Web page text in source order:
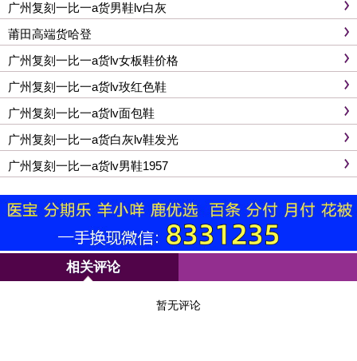
广州复刻一比一a货男鞋lv白灰
莆田高端货哈登
广州复刻一比一a货lv女板鞋价格
广州复刻一比一a货lv玫红色鞋
广州复刻一比一a货lv面包鞋
广州复刻一比一a货白灰lv鞋发光
广州复刻一比一a货lv男鞋1957
相关评论
暂无评论